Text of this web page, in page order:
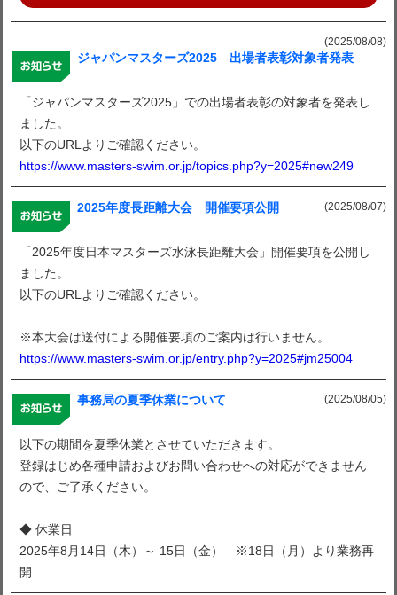
(2025/08/08)
ジャパンマスターズ2025 出場者表彰対象者発表
「ジャパンマスターズ2025」での出場者表彰の対象者を発表し
ました。
以下のURLよりご確認ください。
https://www.masters-swim.or.jp/topics.php?y=2025#new249
(2025/08/07)
2025年度長距離大会 開催要項公開
「2025年度日本マスターズ水泳長距離大会」開催要項を公開し
ました。
以下のURLよりご確認ください。
※本大会は送付による開催要項のご案内は行いません。
https://www.masters-swim.or.jp/entry.php?y=2025#jm25004
(2025/08/05)
事務局の夏季休業について
以下の期間を夏季休業とさせていただきます。
登録はじめ各種申請およびお問い合わせへの対応ができません
ので、ご了承ください。
◆ 休業日
2025年8月14日（木）～ 15日（金） ※18日（月）より業務再
開